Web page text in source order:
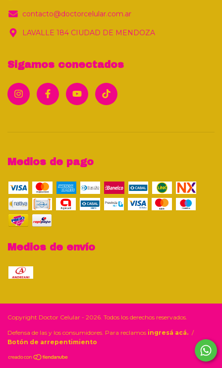
contacto@doctorcelular.com.ar
LAVALLE 184 CIUDAD DE MENDOZA
Sigamos conectados
Medios de pago
Medios de envío
Copyright Doctor Celular - 2026. Todos los derechos reservados.
Defensa de las y los consumidores. Para reclamos ingresá acá. /
Botón de arrepentimiento